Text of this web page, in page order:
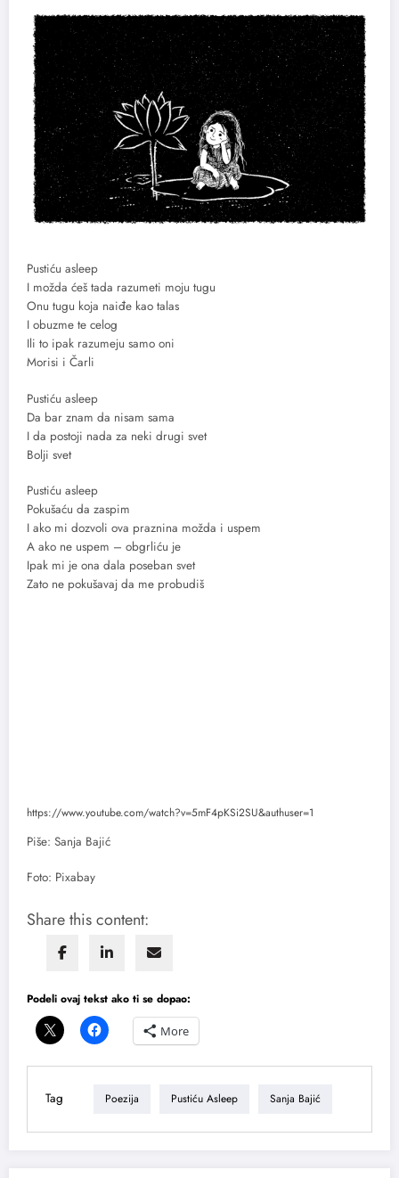
Pustiću asleep
I možda ćeš tada razumeti moju tugu
Onu tugu koja naiđe kao talas
I obuzme te celog
Ili to ipak razumeju samo oni
Morisi i Čarli
Pustiću asleep
Da bar znam da nisam sama
I da postoji nada za neki drugi svet
Bolji svet
Pustiću asleep
Pokušaću da zaspim
I ako mi dozvoli ova praznina možda i uspem
A ako ne uspem – obgrliću je
Ipak mi je ona dala poseban svet
Zato ne pokušavaj da me probudiš
https://www.youtube.com/watch?v=5mF4pKSi2SU&authuser=1
Piše: Sanja Bajić
Foto: Pixabay
Share this content:
Podeli ovaj tekst ako ti se dopao:
More
Tag Poezija Pustiću Asleep Sanja Bajić